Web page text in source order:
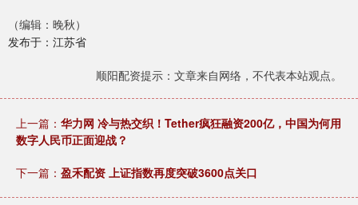
（编辑：晚秋）
发布于：江苏省
顺阳配资提示：文章来自网络，不代表本站观点。
上一篇： 华力网 冷与热交织！Tether疯狂融资200亿，中国为何用
数字人民币正面迎战？
下一篇： 盈禾配资 上证指数再度突破3600点关口